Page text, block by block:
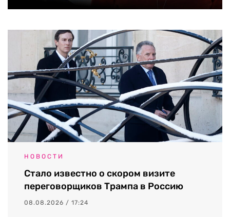
НОВОСТИ
Стало известно о скором визите
переговорщиков Трампа в Россию
08.08.2026 / 17:24